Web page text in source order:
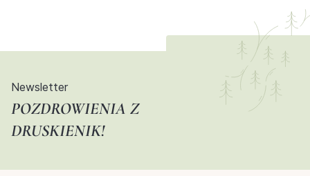
Newsletter
POZDROWIENIA Z
DRUSKIENIK!